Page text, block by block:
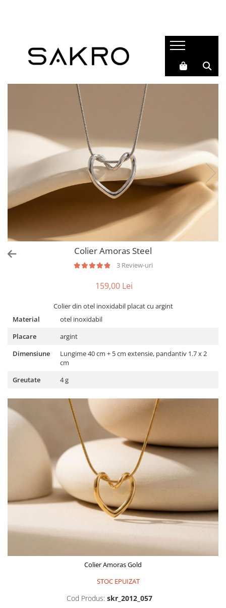
Charms
Pandantive
Inele
Bratari
Colier Amoras Steel
3 Review-uri
159,00 Lei
Colier din otel inoxidabil placat cu argint
Material
otel inoxidabil
Placare
argint
Dimensiune
Lungime 40 cm + 5 cm extensie, pandantiv 1.7 x 2
cm
Greutate
4 g
Colier Amoras Gold
STOC EPUIZAT
Cod Produs: skr_2012_057